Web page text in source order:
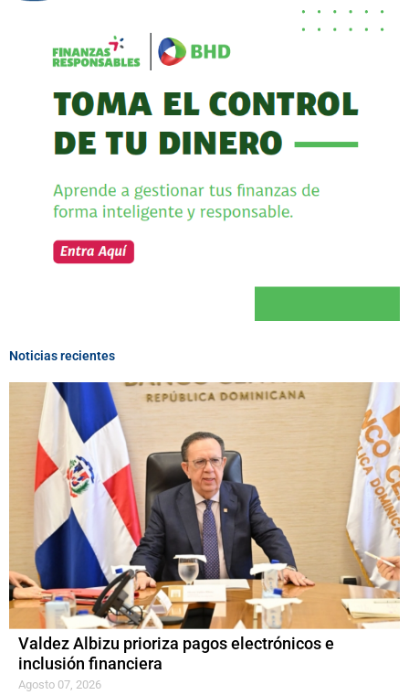
Noticias recientes
Valdez Albizu prioriza pagos electrónicos e
inclusión financiera
Agosto 07, 2026